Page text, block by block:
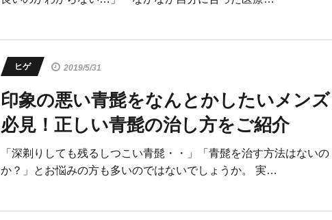
ヒゲ 2019/5/31
印象の悪い青髭をなんとかしたいメンズ
必見！正しい青髭の治し方をご紹介
「深剃りしても残るしつこい青髭・・」「青髭を治す方法はないの
か？」とお悩みの方も多いのではないでしょうか。 実…